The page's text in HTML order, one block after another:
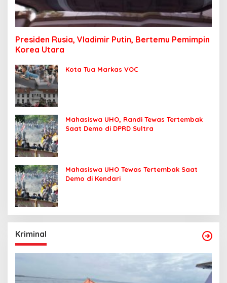
Presiden Rusia, Vladimir Putin, Bertemu Pemimpin
Korea Utara
Kota Tua Markas VOC
Mahasiswa UHO, Randi Tewas Tertembak
Saat Demo di DPRD Sultra
Mahasiswa UHO Tewas Tertembak Saat
Demo di Kendari
Kriminal